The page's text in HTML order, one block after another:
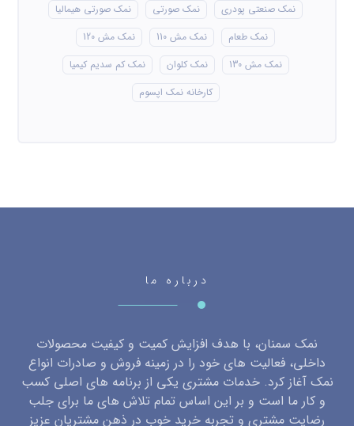
نمک صنعتی پودری
نمک صورتی
نمک صورتی هیمالیا
نمک طعام
نمک مش 110
نمک مش 120
نمک مش 130
نمک کلوان
نمک کم سدیم کیمیا
کارخانه نمک اپسوم
درباره ما
نمک سمنان، با هدف افزایش کمیت و کیفیت محصولات
داخلی، فعالیت های خود را در زمینه فروش و صادرات انواع
نمک آغاز کرد. خدمات مشتری یکی از برنامه های اصلی کسب
و کار ما است و بر این اساس تمام تلاش های ما برای جلب
رضایت مشتری و تجربه خرید خوب در ذهن مشتریان عزیز